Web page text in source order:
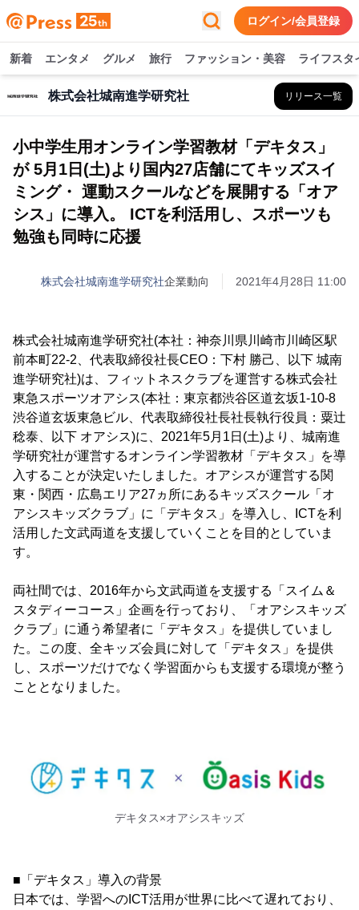
ログイン/会員登録
新着 エンタメ グルメ 旅行 ファッション・美容 ライフスタ
株式会社城南進学研究社 リリース一覧
小中学生用オンライン学習教材「デキタス」
が 5月1日(土)より国内27店舗にてキッズスイ
ミング・ 運動スクールなどを展開する「オア
シス」に導入。 ICTを利活用し、スポーツも
勉強も同時に応援
株式会社城南進学研究社企業動向 2021年4月28日 11:00
株式会社城南進学研究社(本社：神奈川県川崎市川崎区駅
前本町22-2、代表取締役社長CEO：下村 勝己、以下 城南
進学研究社)は、フィットネスクラブを運営する株式会社
東急スポーツオアシス(本社：東京都渋谷区道玄坂1-10-8
渋谷道玄坂東急ビル、代表取締役社長社長執行役員：粟辻
稔泰、以下 オアシス)に、2021年5月1日(土)より、城南進
学研究社が運営するオンライン学習教材「デキタス」を導
入することが決定いたしました。オアシスが運営する関
東・関西・広島エリア27ヵ所にあるキッズスクール「オ
アシスキッズクラブ」に「デキタス」を導入し、ICTを利
活用した文武両道を支援していくことを目的としていま
す。
両社間では、2016年から文武両道を支援する「スイム＆
スタディーコース」企画を行っており、「オアシスキッズ
クラブ」に通う希望者に「デキタス」を提供していまし
た。この度、全キッズ会員に対して「デキタス」を提供
し、スポーツだけでなく学習面からも支援する環境が整う
こととなりました。
デキタス×オアシスキッズ
■「デキタス」導入の背景
日本では、学習へのICT活用が世界に比べて遅れており、